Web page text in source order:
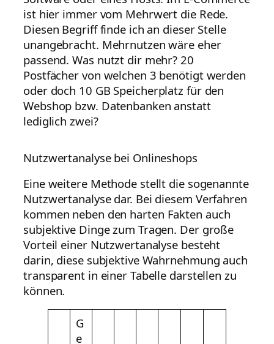
ist hier immer vom Mehrwert die Rede.
Diesen Begriff finde ich an dieser Stelle
unangebracht. Mehrnutzen wäre eher
passend. Was nutzt dir mehr? 20
Postfächer von welchen 3 benötigt werden
oder doch 10 GB Speicherplatz für den
Webshop bzw. Datenbanken anstatt
lediglich zwei?
Nutzwertanalyse bei Onlineshops
Eine weitere Methode stellt die sogenannte
Nutzwertanalyse dar. Bei diesem Verfahren
kommen neben den harten Fakten auch
subjektive Dinge zum Tragen. Der große
Vorteil einer Nutzwertanalyse besteht
darin, diese subjektive Wahrnehmung auch
transparent in einer Tabelle darstellen zu
können.
G
e